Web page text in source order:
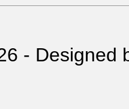
- Designed